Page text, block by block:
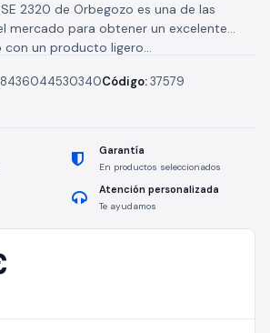
2320 de Orbegozo es una de las
mercado para obtener un excelente
un producto ligero...
8436044530340Código:37579
Garantía
En productos seleccionados
Atención personalizada
Te ayudamos